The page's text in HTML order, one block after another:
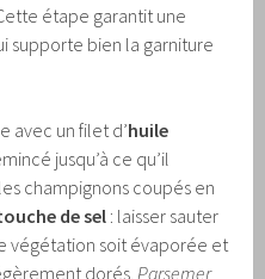
étape garantit une
supporte bien la garniture
avec un filet d’huile
jusqu’à ce qu’il
champignons coupés en
de sel : laisser sauter
végétation soit évaporée et
dorés. Parsemer